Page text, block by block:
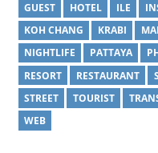
GUEST
HOTEL ILE
KOH CHANG
KRABI
NIGHTLIFE
PATTAYA
RESORT
RESTAURANT
STREET
TOURIST
WEB